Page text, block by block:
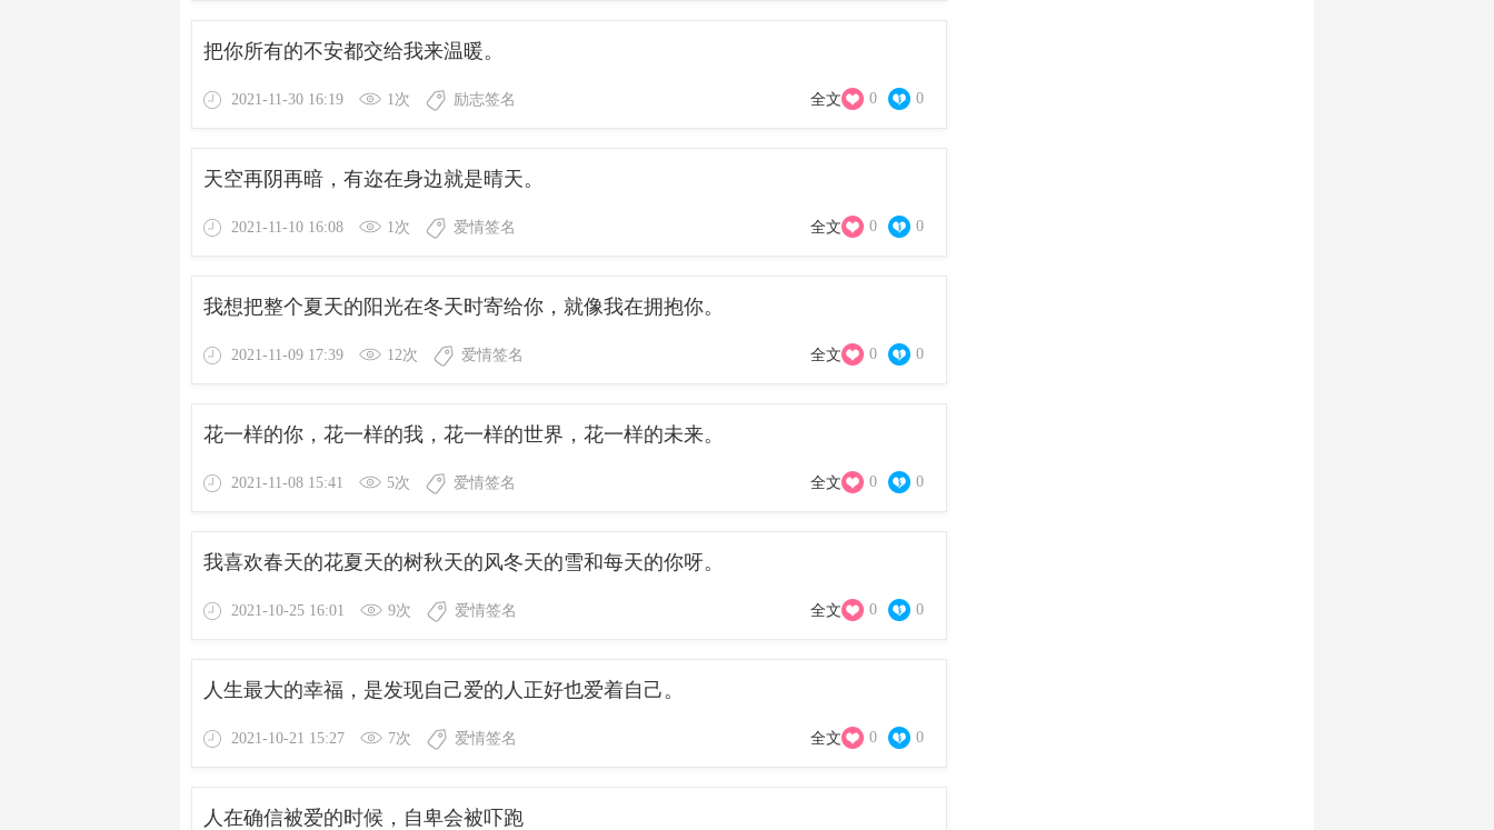
把你所有的不安都交给我来温暖。
0
0
全文
2021-11-30 16:19 1次 励志签名
天空再阴再暗，有迩在身边就是晴天。
0
0
全文
2021-11-10 16:08 1次 爱情签名
我想把整个夏天的阳光在冬天时寄给你，就像我在拥抱你。
0
0
全文
2021-11-09 17:39 12次 爱情签名
花一样的你，花一样的我，花一样的世界，花一样的未来。
0
0
全文
2021-11-08 15:41 5次 爱情签名
我喜欢春天的花夏天的树秋天的风冬天的雪和每天的你呀。
0
0
全文
2021-10-25 16:01 9次 爱情签名
人生最大的幸福，是发现自己爱的人正好也爱着自己。
0
0
全文
2021-10-21 15:27 7次 爱情签名
人在确信被爱的时候，自卑会被吓跑